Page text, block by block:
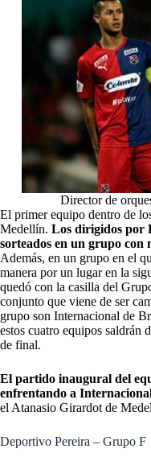
Director de
El primer equipo dentro de
Medellín. Los dirigidos por
sorteados en un grupo con
Además, en un grupo en el
manera por un lugar en la
quedó con la casilla del
conjunto que viene de ser
grupo son Internacional de
estos cuatro equipos saldrán
de final.
El partido inaugural del
enfrentando a
el Atanasio Girardot de
Deportivo Pereira – Grupo F